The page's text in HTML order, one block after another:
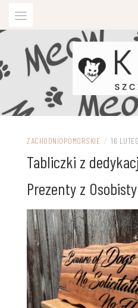
treści
ZACHODNIOPOMORSKIE / 16
Tabliczki z
Prezenty z